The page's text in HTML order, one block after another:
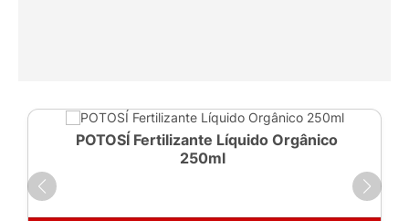
POTOSÍ Fertilizante Líquido Orgânico
250ml